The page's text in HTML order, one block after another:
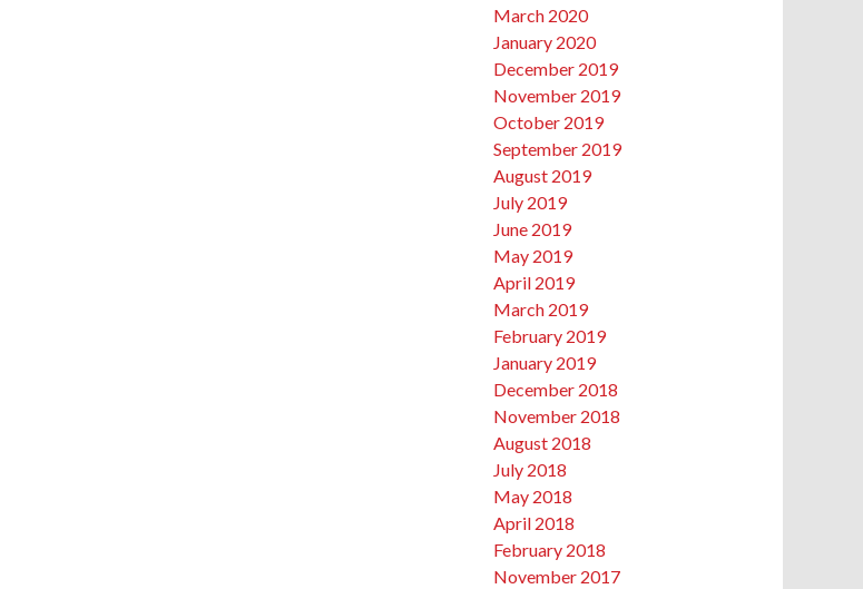
March 2020
January 2020
December 2019
November 2019
October 2019
September 2019
August 2019
July 2019
June 2019
May 2019
April 2019
March 2019
February 2019
January 2019
December 2018
November 2018
August 2018
July 2018
May 2018
April 2018
February 2018
November 2017